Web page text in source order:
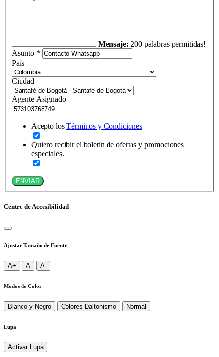
Mensaje: 200 palabras permitidas!
Asunto *
País
Ciudad
Agente Asignado
Acepto los Términos y Condiciones
Quiero recibir el boletín de ofertas y promociones
especiales.
ENVIAR
Centro de Accesibilidad
Ajustar Tamaño de Fuente
A+ A A-
Modos de Color
Blanco y Negro Colores Daltonismo Normal
Lupa
Activar Lupa